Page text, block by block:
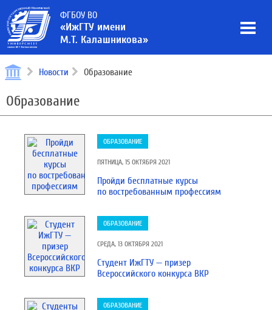
ФГБОУ ВО
«ИжГТУ имени
М.Т. Калашникова»
Новости Образование
Образование
ОБРАЗОВАНИЕ
ПЯТНИЦА, 15 ОКТЯБРЯ 2021
Пройди бесплатные курсы
по востребованным профессиям
ОБРАЗОВАНИЕ
СРЕДА, 13 ОКТЯБРЯ 2021
Студент ИжГТУ — призер
Всероссийского конкурса ВКР
ОБРАЗОВАНИЕ